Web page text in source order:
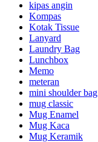
kipas angin
Kompas
Kotak Tissue
Lanyard
Laundry Bag
Lunchbox
Memo
meteran
mini shoulder bag
mug classic
Mug Enamel
Mug Kaca
Mug Keramik